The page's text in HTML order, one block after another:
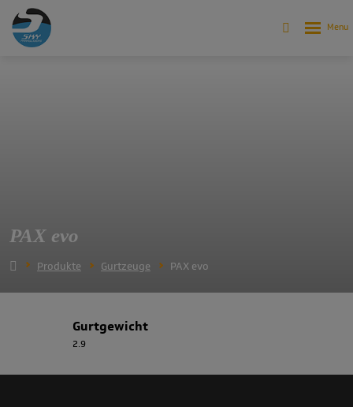
PAX evo
Produkte Gurtzeuge PAX evo
Gurtgewicht
2.9